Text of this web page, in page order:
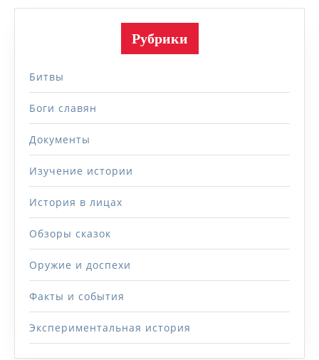
Рубрики
Битвы
Боги славян
Документы
Изучение истории
История в лицах
Обзоры сказок
Оружие и доспехи
Факты и события
Экспериментальная история